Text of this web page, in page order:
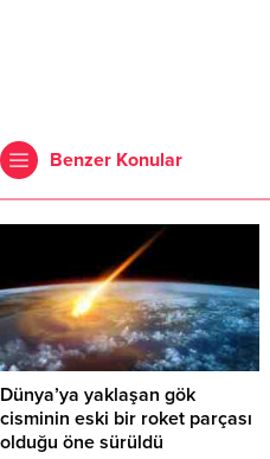
Benzer Konular
Dünya’ya yaklaşan gök
cisminin eski bir roket parçası
olduğu öne sürüldü